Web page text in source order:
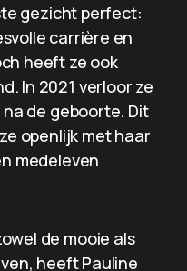
gezicht perfect:
carrière en
heeft ze ook
In 2021 verloor ze
de geboorte. Dit
openlijk met haar
medeleven
de mooie als
heeft Pauline